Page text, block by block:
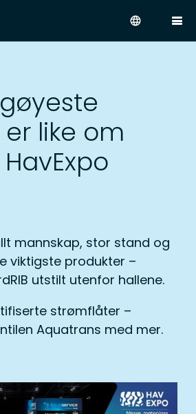
language
like om
mannskap, stor stand og
viktigste produkter –
utstilt utenfor hallene.
strømflåter –
Aquatrans med mer.